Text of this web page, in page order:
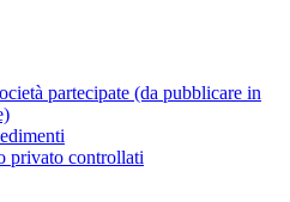
partecipate (da pubblicare in
privato controllati